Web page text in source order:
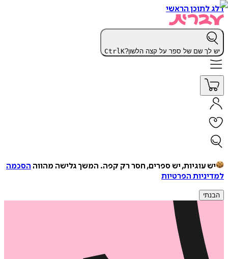
דלג לתוכן הראשי
יש לך שם של ספר על קצה הלשון? CtrlK
יש עוגיות, יש ספרים, חסר רק קפה. המשך גלישה מהווה הסכמה
למדיניות הפרטיות
הבנתי